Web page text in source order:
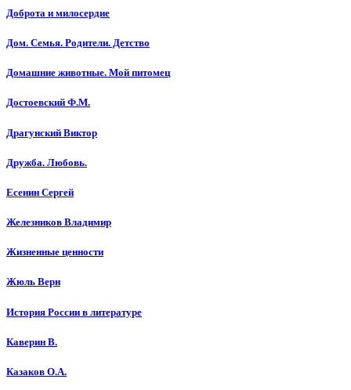
Доброта и милосердие
Дом. Семья. Родители. Детство
Домашние животные. Мой питомец
Достоевский Ф.М.
Драгунский Виктор
Дружба. Любовь.
Есенин Сергей
Железников Владимир
Жизненные ценности
Жюль Верн
История России в литературе
Каверин В.
Казаков О.А.